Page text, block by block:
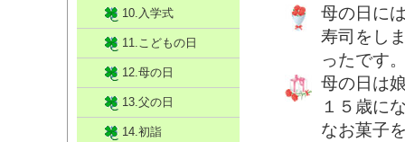
母の日に
寿司をし
ったです
母の日は
１５歳に
なお菓子
10.入学式
11.こどもの日
12.母の日
13.父の日
14.初詣